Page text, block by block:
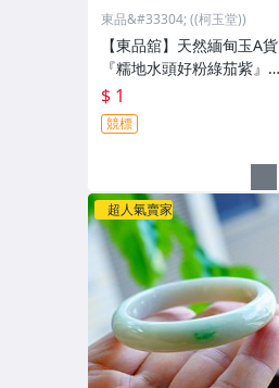
東品&#33304; ((柯玉堂))
【東品舘】天然緬甸玉A貨
『糯地水頭好粉綠茄紫』
翡翠玉鐲 #18.2(55.6mm)
@81045 一元起標
$ 1
競標
超人氣賣家